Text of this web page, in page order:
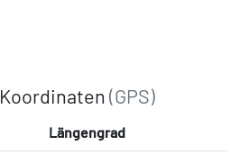
(GPS)
Längengrad